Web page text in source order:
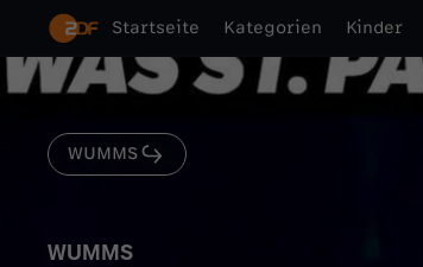
Startseite Kategorien Kinder
WUMMS
WUMMS